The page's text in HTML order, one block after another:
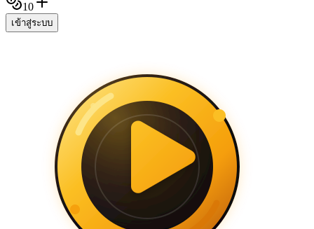
10
เข้าสู่ระบบ